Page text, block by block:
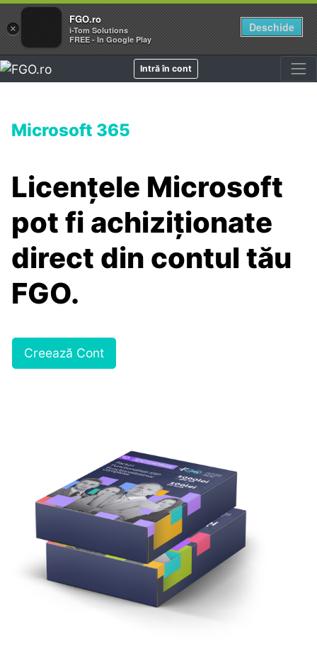
×
FGO.ro
i-Tom Solutions
FREE - In Google Play
Deschide
Intră în cont
Microsoft 365
Licențele Microsoft
pot fi achiziționate
direct din contul tău
FGO.
Creează Cont